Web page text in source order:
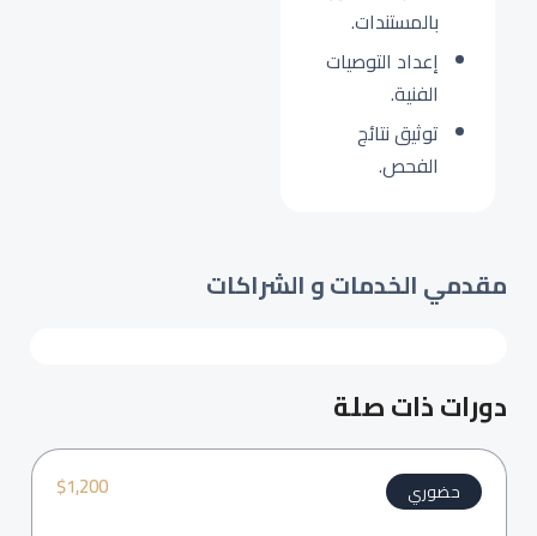
بالمستندات.
إعداد التوصيات
الفنية.
توثيق نتائج
الفحص.
مقدمي الخدمات و الشراكات
دورات ذات صلة
$1,200 حضوري